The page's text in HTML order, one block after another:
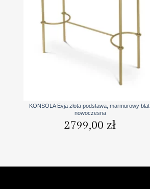
KONSOLA Evja złota podstawa, marmurowy blat,
nowoczesna
2799,00 zł